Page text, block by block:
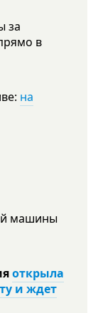
за
в
на
машины
открыла
и ждет